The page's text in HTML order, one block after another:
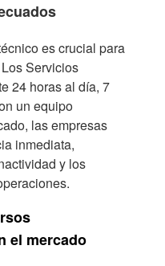
es crucial para
Servicios
24 horas al día, 7
un equipo
las empresas
inmediata,
y los
el mercado